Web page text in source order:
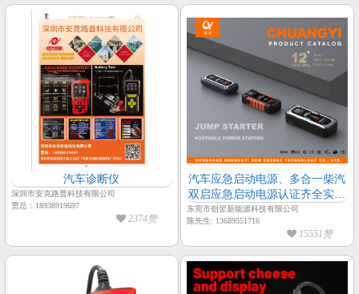
汽车诊断仪
深圳市安克路普科技有限公司
贾总：18938919697
2374赞
汽车应急启动电源、多合一柴汽
双启应急启动电源认证齐全实力
工厂——创翌新能源
东莞市创翌新能源科技有限公司
陈先生: 13689551716
15551赞